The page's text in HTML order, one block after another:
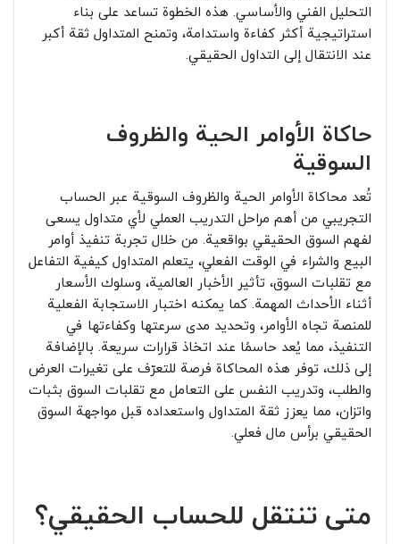
التحليل الفني والأساسي. هذه الخطوة تساعد على بناء
استراتيجية أكثر كفاءة واستدامة، وتمنح المتداول ثقة أكبر
عند الانتقال إلى التداول الحقيقي.
حاكاة الأوامر الحية والظروف
السوقية
تُعد محاكاة الأوامر الحية والظروف السوقية عبر الحساب
التجريبي من أهم مراحل التدريب العملي لأي متداول يسعى
لفهم السوق الحقيقي بواقعية. من خلال تجربة تنفيذ أوامر
البيع والشراء في الوقت الفعلي، يتعلم المتداول كيفية التفاعل
مع تقلبات السوق، تأثير الأخبار العالمية، وسلوك الأسعار
أثناء الأحداث المهمة. كما يمكنه اختبار الاستجابة الفعلية
للمنصة تجاه الأوامر، وتحديد مدى سرعتها وكفاءتها في
التنفيذ، مما يُعد حاسمًا عند اتخاذ قرارات سريعة. بالإضافة
إلى ذلك، توفر هذه المحاكاة فرصة للتعرّف على تغيرات العرض
والطلب، وتدريب النفس على التعامل مع تقلبات السوق بثبات
واتزان، مما يعزز ثقة المتداول واستعداده قبل مواجهة السوق
الحقيقي برأس مال فعلي.
متى تنتقل للحساب الحقيقي؟